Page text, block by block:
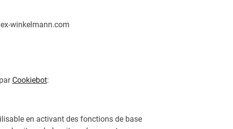
winkelmann.com
Cookiebot:
en activant des fonctions de base